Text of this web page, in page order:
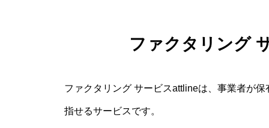
ファクタリング
ファクタリング サービスattlineは、事業者が
指せるサービスです。